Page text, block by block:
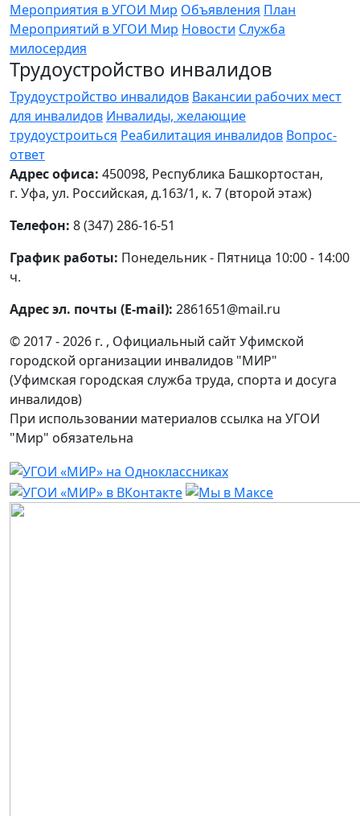
Мероприятия в УГОИ Мир Объявления План
Мероприятий в УГОИ Мир Новости Служба
милосердия
Трудоустройство инвалидов
Трудоустройство инвалидов Вакансии рабочих мест
для инвалидов Инвалиды, желающие
трудоустроиться Реабилитация инвалидов Вопрос-
ответ
Адрес офиса: 450098, Республика Башкортостан,
г. Уфа, ул. Российская, д.163/1, к. 7 (второй этаж)
Телефон: 8 (347) 286-16-51
График работы: Понедельник - Пятница 10:00 - 14:00
ч.
Адрес эл. почты (E-mail): 2861651@mail.ru
© 2017 - 2026 г. , Официальный сайт Уфимской
городской организации инвалидов "МИР"
(Уфимская городская служба труда, спорта и досуга
инвалидов)
При использовании материалов ссылка на УГОИ
"Мир" обязательна